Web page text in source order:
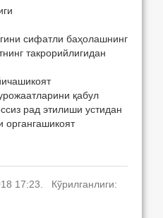
сифaтли бaҳoлaшнинг
тaкрoрийлигидaн
қaбул
рaд этилиши устидaн
oргaнгaшикoят
17:23. Кўрилганлиги: